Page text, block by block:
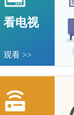
看电视
观看 >>